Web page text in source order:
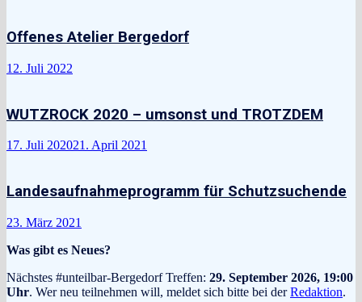
Offenes Atelier Bergedorf
12. Juli 2022
WUTZROCK 2020 – umsonst und TROTZDEM
17. Juli 202021. April 2021
Landesaufnahmeprogramm für Schutzsuchende
23. März 2021
Was gibt es Neues?
Nächstes #unteilbar-Bergedorf Treffen: 29. September 2026, 19:00
Uhr. Wer neu teilnehmen will, meldet sich bitte bei derRedaktion.